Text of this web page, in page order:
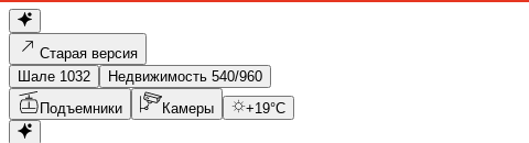
Старая версия
Шале 1032
Недвижимость 540/960
Подъемники
Камеры +19°C